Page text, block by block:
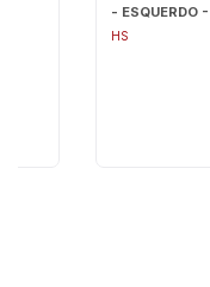
- ESQUERDO
HS